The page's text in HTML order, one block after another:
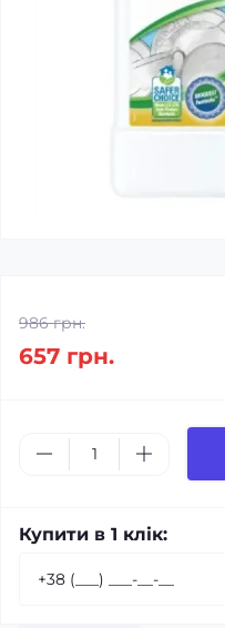
986 грн.
657 грн.
Купити в 1 клік: